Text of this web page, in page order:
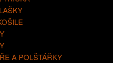
A POLŠTÁŘKY